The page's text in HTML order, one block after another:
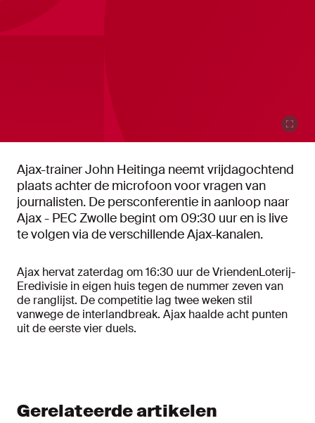
Ajax-trainer John Heitinga neemt vrijdagochtend
plaats achter de microfoon voor vragen van
journalisten. De persconferentie in aanloop naar
Ajax - PEC Zwolle begint om 09:30 uur en is live
te volgen via de verschillende Ajax-kanalen.
Ajax hervat zaterdag om 16:30 uur de VriendenLoterij-
Eredivisie in eigen huis tegen de nummer zeven van
de ranglijst. De competitie lag twee weken stil
vanwege de interlandbreak. Ajax haalde acht punten
uit de eerste vier duels.
Gerelateerde artikelen